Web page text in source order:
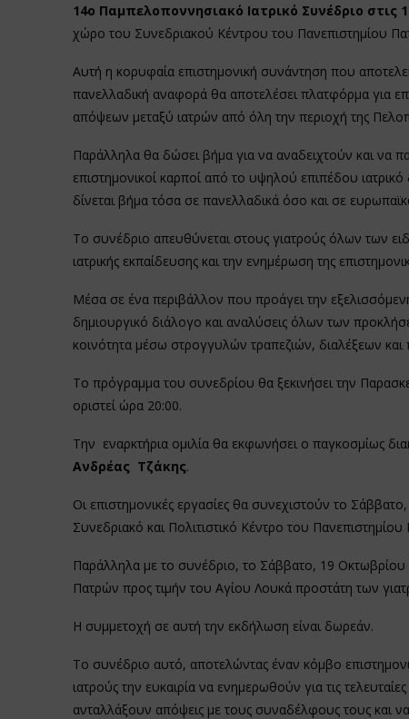
14ο Παμπελοποννησιακό Ιατρικό Συνέδριο στις
χώρο του Συνεδριακού Κέντρου του Πανεπιστημίου
Αυτή η κορυφαία επιστημονική συνάντηση που
πανελλαδική αναφορά θα αποτελέσει πλατφόρμα για
απόψεων μεταξύ ιατρών από όλη την περιοχή της
Παράλληλα θα δώσει βήμα για να αναδειχτούν και να
επιστημονικοί καρποί από το υψηλού επιπέδου
δίνεται βήμα τόσα σε πανελλαδικά όσο και σε
Το συνέδριο απευθύνεται στους γιατρούς όλων των
ιατρικής εκπαίδευσης και την ενημέρωση της
Μέσα σε ένα περιβάλλον που προάγει την
δημιουργικό διάλογο και αναλύσεις όλων των
κοινότητα μέσω στρογγυλών τραπεζιών, διαλέξεων
Το πρόγραμμα του συνεδρίου θα ξεκινήσει την
οριστεί ώρα 20:00.
Την εναρκτήρια ομιλία θα εκφωνήσει ο παγκοσμίως
Ανδρέας Τζάκης.
Οι επιστημονικές εργασίες θα συνεχιστούν το
Συνεδριακό και Πολιτιστικό Κέντρο του
Παράλληλα με το συνέδριο, το Σάββατο, 19
Πατρών προς τιμήν του Αγίου Λουκά προστάτη των
Η συμμετοχή σε αυτή την εκδήλωση είναι δωρεάν.
Το συνέδριο αυτό, αποτελώντας έναν κόμβο
ιατρούς την ευκαιρία να ενημερωθούν για τις
ανταλλάξουν απόψεις με τους συναδέλφους τους και